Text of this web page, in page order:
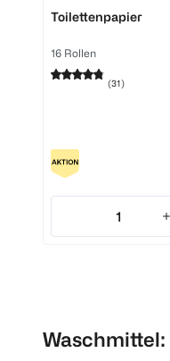
Toilettenpapier
16 Rollen
(31)
1
Quantity: 1
Waschmittel: